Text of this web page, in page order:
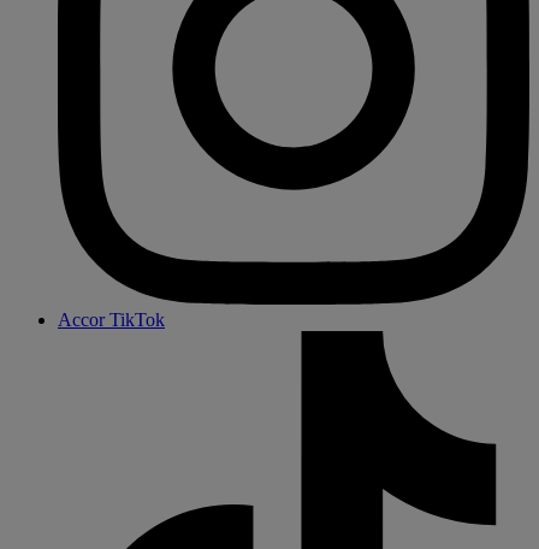
Accor TikTok